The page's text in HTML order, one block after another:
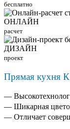
бесплатно
ОНЛАЙН
расчет
ДИЗАЙН
проект
Прямая кухня
—
— Шикарная
— Отличает